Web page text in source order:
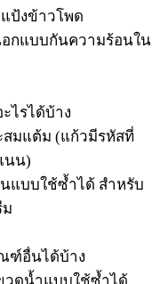
ป้งข้าวโพด
กแบบกันความร้อนใน
ไรได้บ้าง
มแต้ม (แก้วมีรหัสที่
นน)
แบบใช้ซ้ำได้ สำหรับ
ฑ์อื่นได้บ้าง
วดน้ำแบบใช้ซ้ำได้